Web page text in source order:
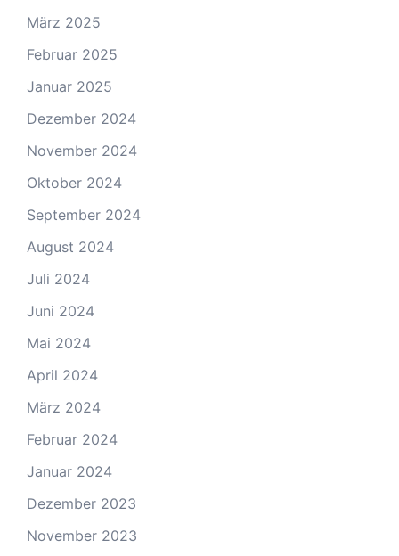
März 2025
Februar 2025
Januar 2025
Dezember 2024
November 2024
Oktober 2024
September 2024
August 2024
Juli 2024
Juni 2024
Mai 2024
April 2024
März 2024
Februar 2024
Januar 2024
Dezember 2023
November 2023